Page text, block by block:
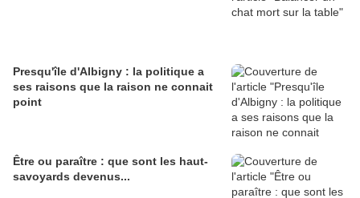
Presqu'île d'Albigny : la politique a
ses raisons que la raison ne connait
point
Être ou paraître : que sont les haut-
savoyards devenus...